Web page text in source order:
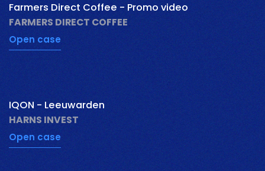
Farmers Direct Coffee - Promo video
FARMERS DIRECT COFFEE
Open case
IQON - Leeuwarden
HARNS INVEST
Open case